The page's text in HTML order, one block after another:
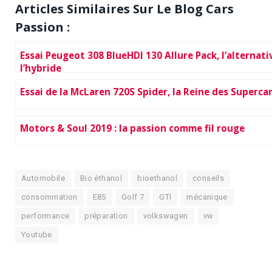
Articles Similaires Sur Le Blog Cars
Passion :
Essai Peugeot 308 BlueHDI 130 Allure Pack,
l’hybride
Essai de la McLaren 720S Spider, la Reine des
Motors & Soul 2019 : la passion comme fil rouge
Automobile Bio éthanol bioethanol conseils
consommation E85 Golf 7 GTI mécanique
performance préparation volkswagen vw
Youtube